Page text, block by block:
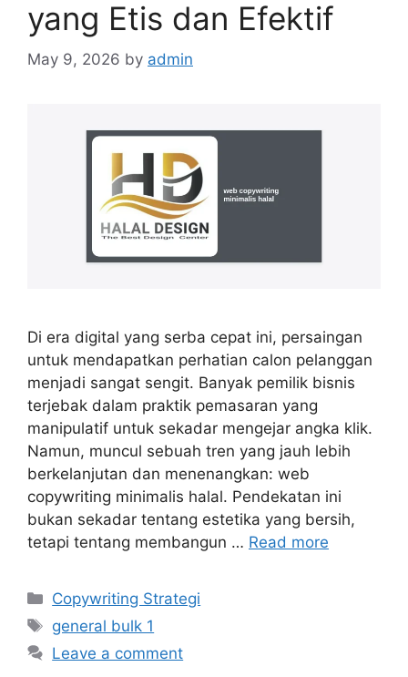
yang Etis dan Efektif
May 9, 2026 by admin
Di era digital yang serba cepat ini, persaingan
untuk mendapatkan perhatian calon pelanggan
menjadi sangat sengit. Banyak pemilik bisnis
terjebak dalam praktik pemasaran yang
manipulatif untuk sekadar mengejar angka klik.
Namun, muncul sebuah tren yang jauh lebih
berkelanjutan dan menenangkan: web
copywriting minimalis halal. Pendekatan ini
bukan sekadar tentang estetika yang bersih,
tetapi tentang membangun … Read more
Categories
Copywriting Strategi
Tags
general bulk 1
Leave a comment